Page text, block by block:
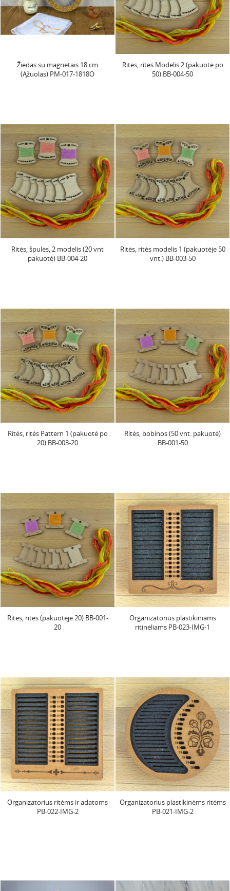
Žiedas su magnetais 18 cm
(Ąžuolas) PM-017-1818O
Ritės, ritės Modelis 2 (pakuotė po
50) BB-004-50
Ritės, špulės, 2 modelis (20 vnt
pakuotė) BB-004-20
Ritės, ritės modelis 1 (pakuotėje 50
vnt.) BB-003-50
Ritės, ritės Pattern 1 (pakuotė po
20) BB-003-20
Ritės, bobinos (50 vnt. pakuotė)
BB-001-50
Ritės, ritės (pakuotėje 20) BB-001-
20
Organizatorius plastikiniams
ritinėliams PB-023-IMG-1
Organizatorius ritėms ir adatoms
PB-022-IMG-2
Organizatorius plastikinėms ritėms
PB-021-IMG-2